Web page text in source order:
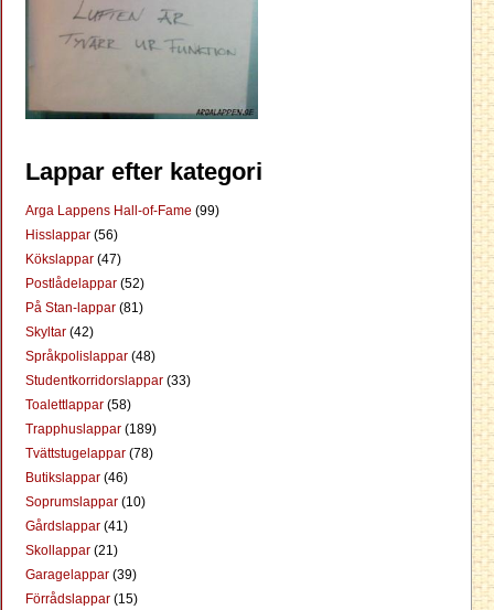
Lappar efter kategori
Arga Lappens Hall-of-Fame (99)
Hisslappar (56)
Kökslappar (47)
Postlådelappar (52)
På Stan-lappar (81)
Skyltar (42)
Språkpolislappar (48)
Studentkorridorslappar (33)
Toalettlappar (58)
Trapphuslappar (189)
Tvättstugelappar (78)
Butikslappar (46)
Soprumslappar (10)
Gårdslappar (41)
Skollappar (21)
Garagelappar (39)
Förrådslappar (15)